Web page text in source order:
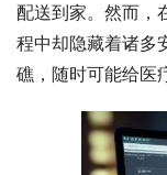
配送到家。然而，
程中却隐藏着诸多
礁，随时可能给医